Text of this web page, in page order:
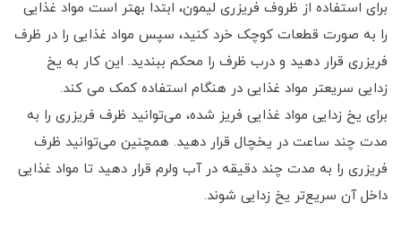
برای استفاده از ظروف فریزری لیمون، ابتدا بهتر است مواد غذایی
را به صورت قطعات کوچک خرد کنید، سپس مواد غذایی را در ظرف
فریزری قرار دهید و درب ظرف را محکم ببندید. این کار به یخ
زدایی سریعتر مواد غذایی در هنگام استفاده کمک می کند.
برای یخ زدایی مواد غذایی فریز شده، می‌توانید ظرف فریزری را به
مدت چند ساعت در یخچال قرار دهید. همچنین می‌توانید ظرف
فریزری را به مدت چند دقیقه در آب ولرم قرار دهید تا مواد غذایی
داخل آن سریع‌تر یخ زدایی شوند.